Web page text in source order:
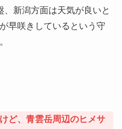
新潟方面は天気が良いと
早咲きしているという守
ど、青雲岳周辺のヒメサ